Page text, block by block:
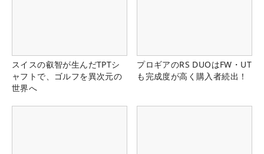
スイスの叡智が生んだTPTシ
ャフトで、ゴルフを異次元の
世界へ
プロギアのRS DUOはFW・UT
も完成度が高く購入者続出！